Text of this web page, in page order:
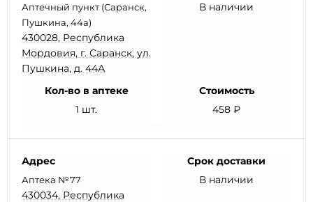
Аптечный пункт (Саранск,
Пушкина, 44а)
430028, Республика
Мордовия, г. Саранск, ул.
Пушкина, д. 44А
В наличии
Кол-во в аптеке
1 шт.
Стоимость
458 ₽
Адрес
Аптека №77
430034, Республика
Срок доставки
В наличии